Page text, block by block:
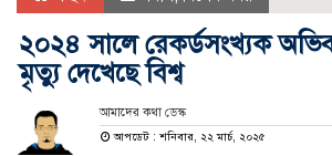
২০২৪ সালে রেকর্ডসংখ্যক
মৃত্যু দেখেছে বিশ্ব
আমাদের কথা ডেস্ক
আপডেট : শনিবার, ২২ মার্চ, ২০২৫